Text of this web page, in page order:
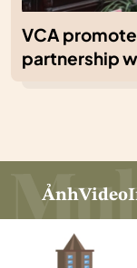
VCA
partnership
ẢnhVideo